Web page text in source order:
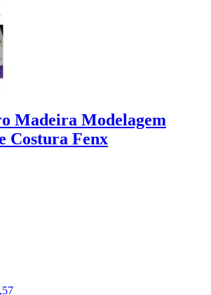
Madeira Modelagem
Costura Fenx
,57